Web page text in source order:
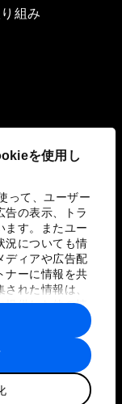
を使用し
って、ユーザー
告の表示、トラ
ます。またユー
況についても情
ディアや広告配
ナーに情報を共
れた情報は、
提供した他の情
を使用した際
わされ、各パー
とがありま
組み